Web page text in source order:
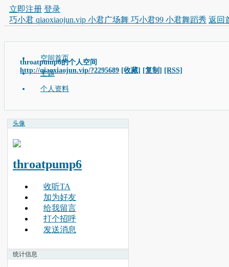
立即注册 登录
巧小君 qiaoxiaojun.vip 小君广场舞 巧小君99 小君舞蹈秀 返回
throatpump6的个人空间
http://qiaoxiaojun.vip/?2295689 [收藏] [复制] [RSS]
空间首页
主题
个人资料
头像
throatpump6
收听TA
加为好友
给我留言
打个招呼
发送消息
统计信息